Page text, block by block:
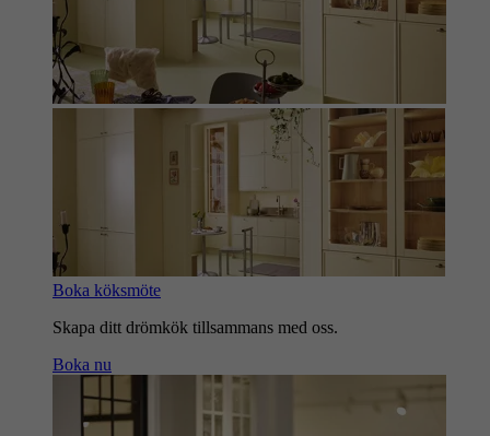
Boka köksmöte
Skapa ditt drömkök tillsammans med oss.
Boka nu